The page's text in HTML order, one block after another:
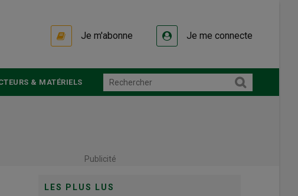
Je m'abonne Je me connecte
& MATÉRIELS
Publicité
LES PLUS LUS